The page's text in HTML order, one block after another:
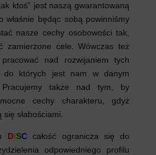
ktoś” jest naszą gwarantowaną
właśnie będąc sobą powinniśmy
nasze cechy osobowości tak,
zamierzone cele. Wówczas też
nad rozwijaniem tych
do których jest nam w danym
Pracujemy także nad tym, by
cechy charakteru, gdyż
słabościami.
DISCcałość ogranicza się do
odpowiedniego profilu